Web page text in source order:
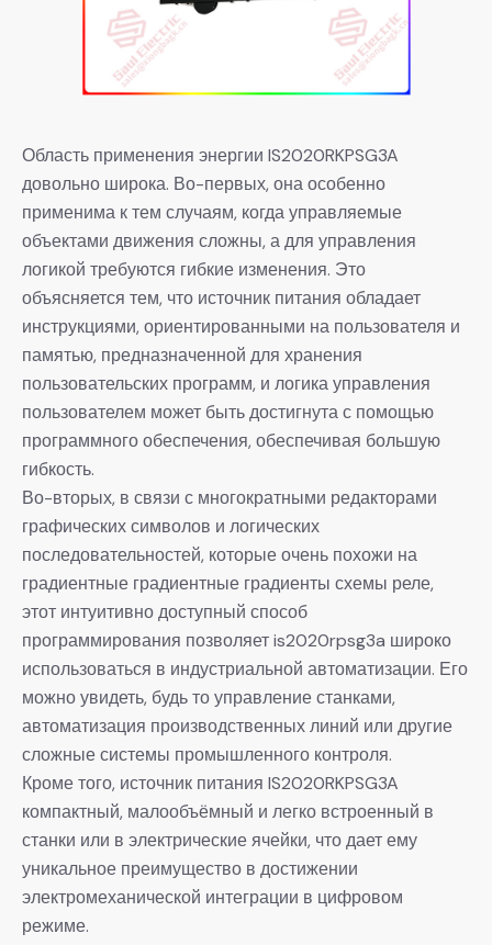
Область применения энергии IS2020RKPSG3A
довольно широка. Во-первых, она особенно
применима к тем случаям, когда управляемые
объектами движения сложны, а для управления
логикой требуются гибкие изменения. Это
объясняется тем, что источник питания обладает
инструкциями, ориентированными на пользователя и
памятью, предназначенной для хранения
пользовательских программ, и логика управления
пользователем может быть достигнута с помощью
программного обеспечения, обеспечивая большую
гибкость.
Во-вторых, в связи с многократными редакторами
графических символов и логических
последовательностей, которые очень похожи на
градиентные градиентные градиенты схемы реле,
этот интуитивно доступный способ
программирования позволяет is2020rpsg3a широко
использоваться в индустриальной автоматизации. Его
можно увидеть, будь то управление станками,
автоматизация производственных линий или другие
сложные системы промышленного контроля.
Кроме того, источник питания IS2020RKPSG3A
компактный, малообъёмный и легко встроенный в
станки или в электрические ячейки, что дает ему
уникальное преимущество в достижении
электромеханической интеграции в цифровом
режиме.